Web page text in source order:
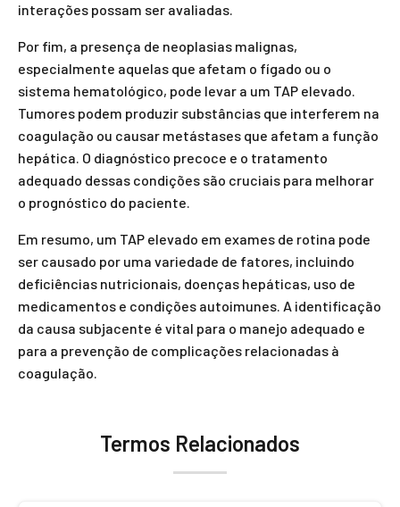
interações possam ser avaliadas.
Por fim, a presença de neoplasias malignas,
especialmente aquelas que afetam o fígado ou o
sistema hematológico, pode levar a um TAP elevado.
Tumores podem produzir substâncias que interferem na
coagulação ou causar metástases que afetam a função
hepática. O diagnóstico precoce e o tratamento
adequado dessas condições são cruciais para melhorar
o prognóstico do paciente.
Em resumo, um TAP elevado em exames de rotina pode
ser causado por uma variedade de fatores, incluindo
deficiências nutricionais, doenças hepáticas, uso de
medicamentos e condições autoimunes. A identificação
da causa subjacente é vital para o manejo adequado e
para a prevenção de complicações relacionadas à
coagulação.
Termos Relacionados